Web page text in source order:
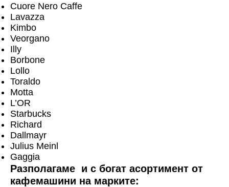
Cuore Nero Caffe
Lavazza
Kimbo
Veorgano
Illy
Borbone
Lollo
Toraldo
Motta
L’OR
Starbucks
Richard
Dallmayr
Julius Meinl
Gaggia
Разполагаме и с богат асортимент от
кафемашини на марките: